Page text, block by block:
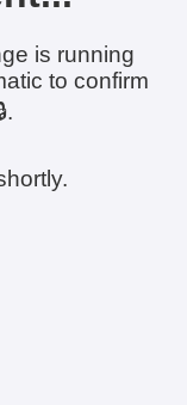
is running
to confirm